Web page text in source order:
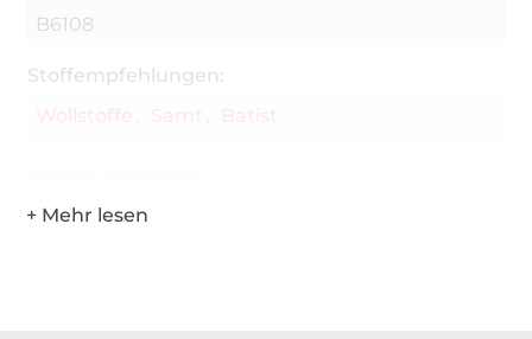
B6108
Stoffempfehlungen:
Wollstoffe
Samt Batist